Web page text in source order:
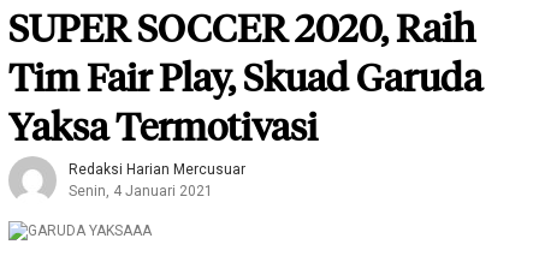
SUPER SOCCER 2020, Raih
Tim Fair Play, Skuad Garuda
Yaksa Termotivasi
Redaksi Harian Mercusuar
Senin, 4 Januari 2021